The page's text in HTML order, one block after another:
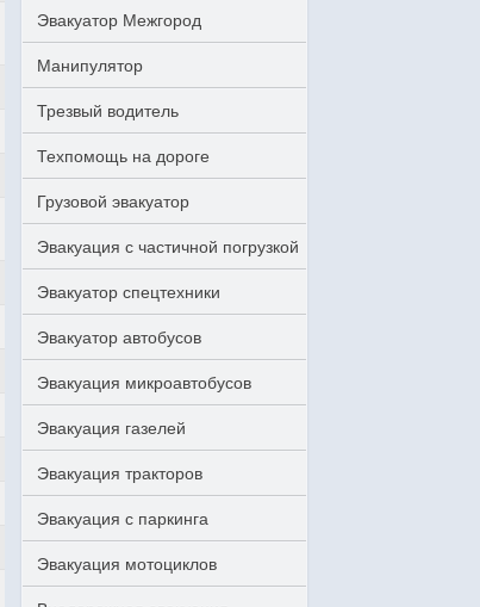
Эвакуатор Межгород
Манипулятор
Трезвый водитель
Техпомощь на дороге
Грузовой эвакуатор
Эвакуация с частичной погрузкой
Эвакуатор спецтехники
Эвакуатор автобусов
Эвакуация микроавтобусов
Эвакуация газелей
Эвакуация тракторов
Эвакуация с паркинга
Эвакуация мотоциклов